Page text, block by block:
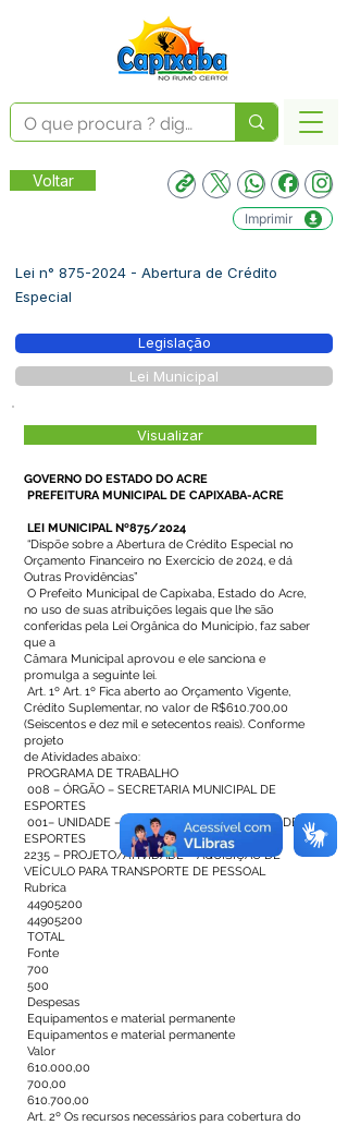
Voltar
Imprimir
Lei n° 875-2024 - Abertura de Crédito
Especial
Legislação
Lei Municipal
Visualizar
GOVERNO DO ESTADO DO ACRE
PREFEITURA MUNICIPAL DE CAPIXABA-ACRE
LEI MUNICIPAL Nº875/2024
“Dispõe sobre a Abertura de Crédito Especial no
Orçamento Financeiro no Exercício de 2024, e dá
Outras Providências”
O Prefeito Municipal de Capixaba, Estado do Acre,
no uso de suas atribuições legais que lhe são
conferidas pela Lei Orgânica do Município, faz saber
que a
Câmara Municipal aprovou e ele sanciona e
promulga a seguinte lei.
Art. 1º Art. 1º Fica aberto ao Orçamento Vigente,
Crédito Suplementar, no valor de R$610.700,00
(Seiscentos e dez mil e setecentos reais). Conforme
projeto
de Atividades abaixo:
PROGRAMA DE TRABALHO
008 – ÓRGÃO – SECRETARIA MUNICIPAL DE
ESPORTES
001– UNIDADE – GABINETE DO SECRETÁRIO DE
ESPORTES
2235 – PROJETO/ATIVIDADE – AQUISIÇÃO DE
VEÍCULO PARA TRANSPORTE DE PESSOAL
Rubrica
44905200
44905200
TOTAL
Fonte
700
500
Despesas
Equipamentos e material permanente
Equipamentos e material permanente
Valor
610.000,00
700,00
610.700,00
Art. 2º Os recursos necessários para cobertura do